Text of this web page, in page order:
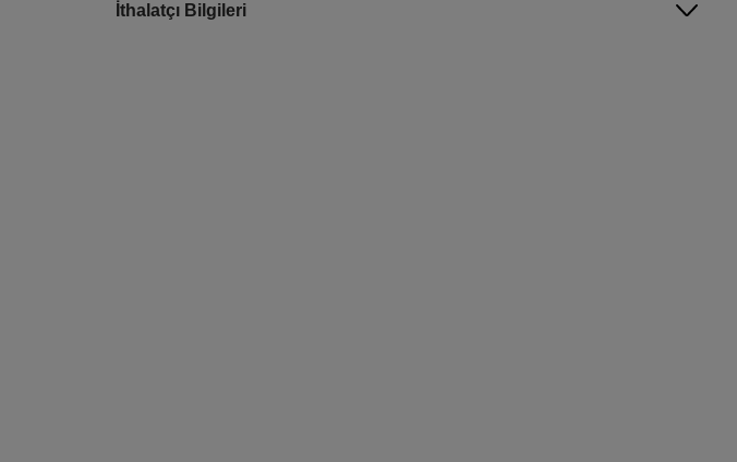
İthalatçı Bilgileri